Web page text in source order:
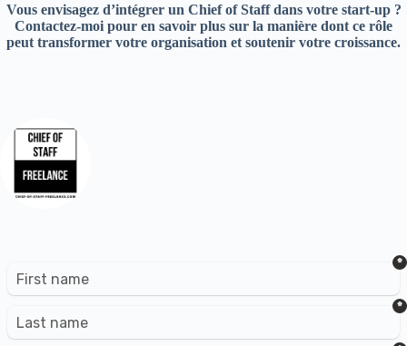
Vous envisagez d’intégrer un Chief of Staff dans votre start-up ?
Contactez-moi pour en savoir plus sur la manière dont ce rôle
peut transformer votre organisation et soutenir votre croissance.